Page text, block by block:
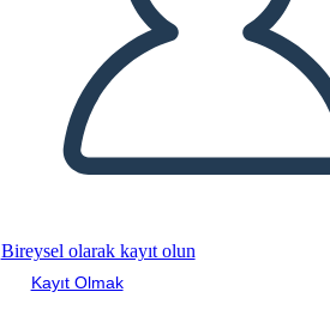
Bireysel olarak kayıt olun
Kayıt Olmak